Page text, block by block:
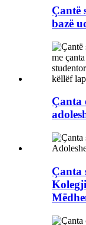
Çantë
bazë
Çanta
Çanta